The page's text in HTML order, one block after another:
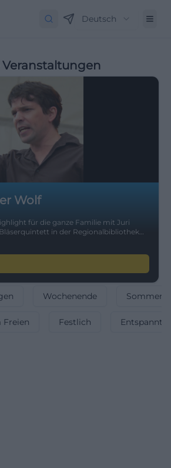
Deutsch
Wolf
für die ganze Familie mit Juri
in der Regionalbibliothek
Wochenende
Freien Festlich Entspannt